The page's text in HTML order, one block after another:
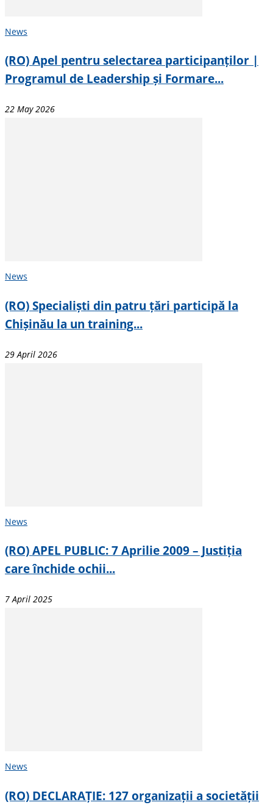
News
(RO) Apel pentru selectarea participanților |
Programul de Leadership și Formare...
22 May 2026
News
(RO) Specialiști din patru țări participă la
Chișinău la un training...
29 April 2026
News
(RO) APEL PUBLIC: 7 Aprilie 2009 – Justiția
care închide ochii...
7 April 2025
News
(RO) DECLARAȚIE: 127 organizații a societății